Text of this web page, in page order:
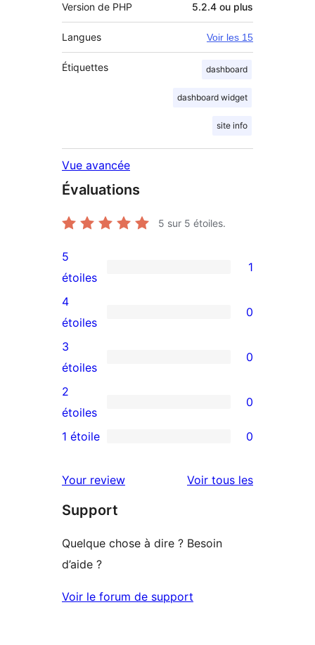
Version de PHP 5.2.4 ou plus
Langues Voir les 15
Étiquettes dashboard
dashboard widget
site info
Vue avancée
Évaluations
5 sur 5 étoiles.
1
avis
à
5
étoile
5
étoiles
1
0
avis
à
4
étoile
4
étoiles
0
0
avis
à
3
3
étoiles
0
0
avis
2
2
étoiles
0
à
1
1 étoile 0
Your review Voir tous lesavis
Support
Quelque chose à dire ? Besoin
d’aide ?
Voir le forum de support